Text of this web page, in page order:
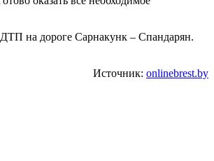
на дороге Сарнакунк – Спандарян.
Источник: onlinebrest.by